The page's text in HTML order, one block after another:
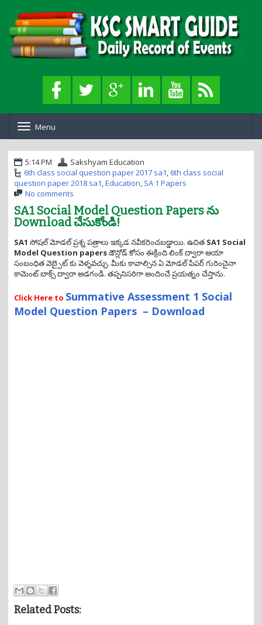
o
g
l
e
v
a
t
i
o
Menu
5:14 PM
Sakshyam Education
6th class social question paper 2017 sa1, 6th class social
question paper 2018 sa1,Education, SA 1 Papers
No comments
SA1 Social Model Question Papers ను
Download చేసుకోండి!
SA1 సోషల్ మోడల్ ప్రశ్న పత్రాలు ఇక్కడ నవీకరించబడ్డాయి. ఉచిత SA1 Social
Model Question papersడౌన్లోడ్ కోసం ఈక్రింది లింక్ ద్వారా ఆయా
సంబంధిత వెబ్సైట్ కు వెళ్ళవచ్చు. మీకు కావాల్సిన ఏ మోడల్ పేపర్ గురించైనా
కామెంట్ బాక్స్ ద్వారా అడగండి. తప్పనిసరిగా అందించే ప్రయత్నం చేస్తాను.
Click Here to Summative Assessment 1 Social
Model Question Papers – Download
Related Posts: